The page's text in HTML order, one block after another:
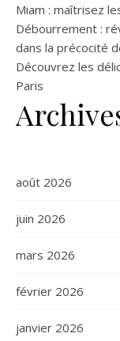
Miam : maîtrisez
Débourrement :
dans la précocité
Découvrez les
Paris
août 2026
juin 2026
mars 2026
février 2026
janvier 2026